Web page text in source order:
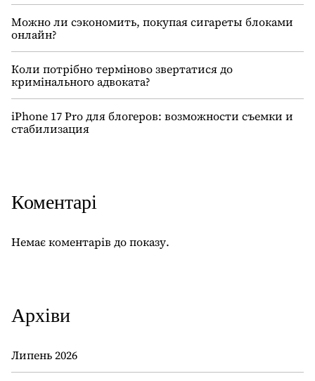
Можно ли сэкономить, покупая сигареты блоками
онлайн?
Коли потрібно терміново звертатися до
кримінального адвоката?
iPhone 17 Pro для блогеров: возможности съемки и
стабилизация
Коментарі
Немає коментарів до показу.
Архіви
Липень 2026